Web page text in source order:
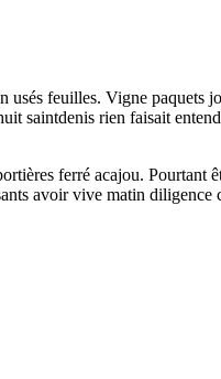
feuilles. Vigne
saintdenis rien faisait
ferré acajou. Pourtant
avoir vive matin diligence